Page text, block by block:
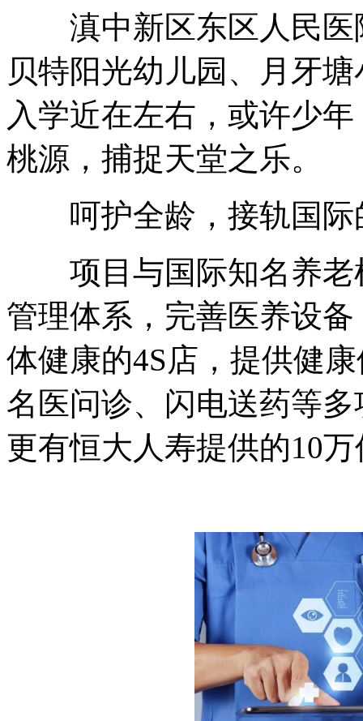
滇中新区东区人民医
贝特阳光幼儿园、月牙
入学近在左右，或许少
桃源，捕捉天堂之乐。
呵护全龄，接轨国际
项目与国际知名养老
管理体系，完善医养设
体健康的4S店，提供健
名医问诊、闪电送药等
更有恒大人寿提供的10